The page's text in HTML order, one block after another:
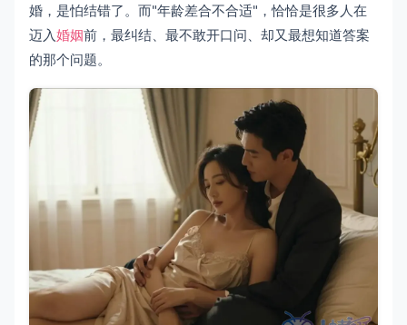
婚，是怕结错了。而"年龄差合不合适"，恰恰是很多人在
迈入婚姻前，最纠结、最不敢开口问、却又最想知道答案
的那个问题。